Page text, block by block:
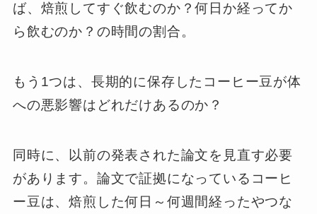
ば、焙煎してすぐ飲むのか？何日か経ってか
ら飲むのか？の時間の割合。
もう1つは、長期的に保存したコーヒー豆が体
への悪影響はどれだけあるのか？
同時に、以前の発表された論文を見直す必要
があります。論文で証拠になっているコーヒ
ー豆は、焙煎した何日～何週間経ったやつな